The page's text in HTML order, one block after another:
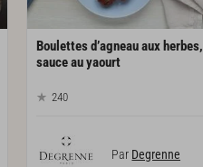
Boulettes d’agneau aux herbes,
sauce au yaourt
240
Par Degrenne